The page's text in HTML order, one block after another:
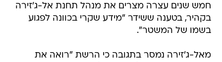
חמש שנים עצרה מצרים את מנהל תחנת אל-ג'זירה
בקהיר, בטענה ששידר "מידע שקרי בכוונה לפגוע
בשמו של המשטר".
מאל-ג'זירה נמסר בתגובה כי הרשת "רואה את